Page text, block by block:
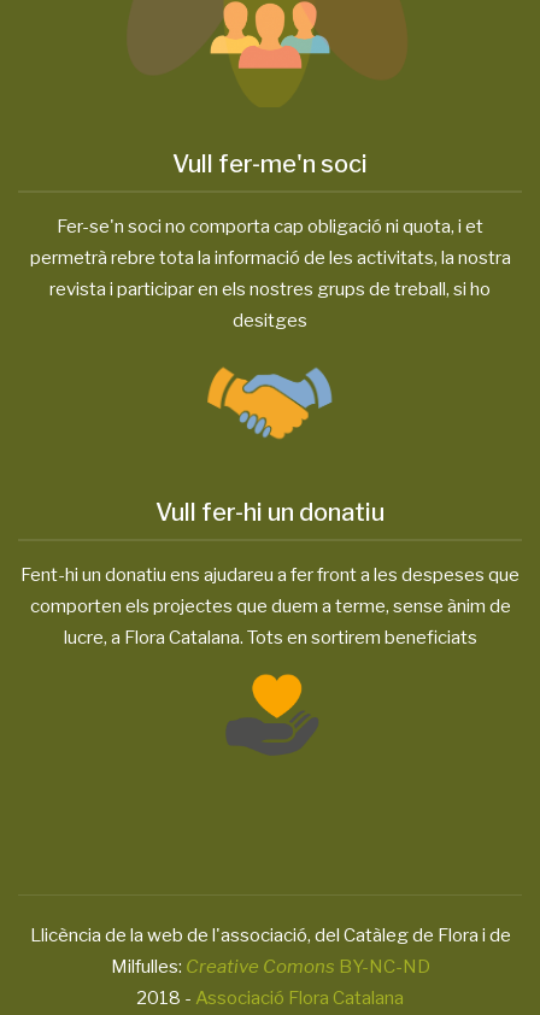
Vull fer-me'n soci
Fer-se'n soci no comporta cap obligació ni quota, i et
permetrà rebre tota la informació de les activitats, la nostra
revista i participar en els nostres grups de treball, si ho
desitges
Vull fer-hi un donatiu
Fent-hi un donatiu ens ajudareu a fer front a les despeses que
comporten els projectes que duem a terme, sense ànim de
lucre, a Flora Catalana. Tots en sortirem beneficiats
Llicència de la web de l'associació, del Catàleg de Flora i de
Milfulles: Creative Comons BY-NC-ND
2018 - Associació Flora Catalana